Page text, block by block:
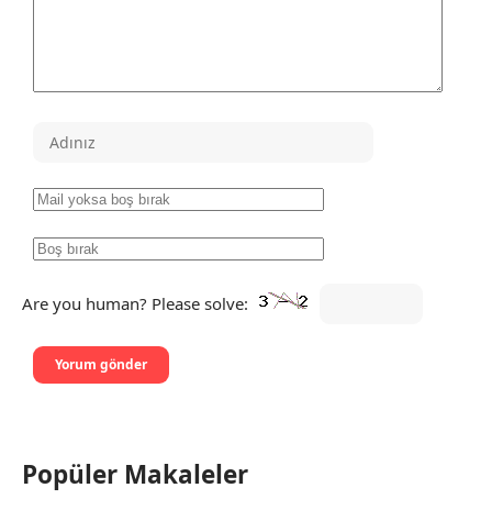
Are you human? Please solve:
Popüler Makaleler